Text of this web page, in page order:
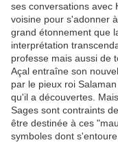
ses conversations avec
voisine pour s'adonner
grand étonnement que
interprétation
professe mais aussi de
Açal entraîne son
par le pieux roi
qu'il a découvertes.
Sages sont contraints
être destinée à ces
symboles dont